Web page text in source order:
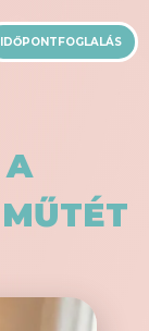
IDŐPONTFOGLALÁS